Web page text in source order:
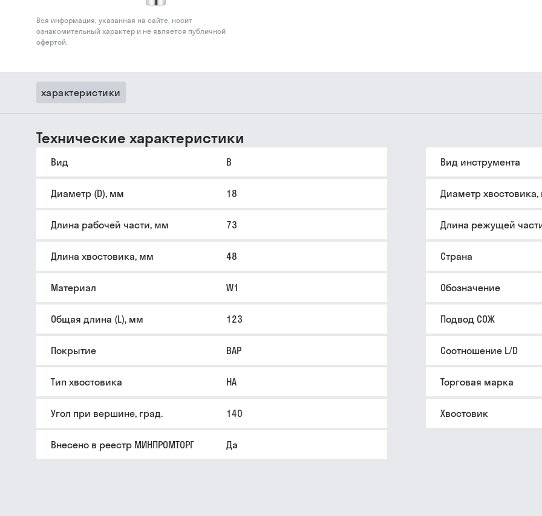
Вся информация, указанная на сайте, носит
ознакомительный характер и не является публичной
офертой.
характеристики
Технические характеристики
Вид B Вид инструмента
Диаметр (D), мм 18 Диаметр
Длина рабочей части, мм 73 Длина режущей
Длина хвостовика, мм 48 Страна
Материал W1 Обозначение
Общая длина (L), мм 123 Подвод СОЖ
Покрытие BAP Соотношение L/D
Тип хвостовика HA Торговая марка
Угол при вершине, град. 140 Хвостовик
Внесено в реестр МИНПРОМТОРГ Да